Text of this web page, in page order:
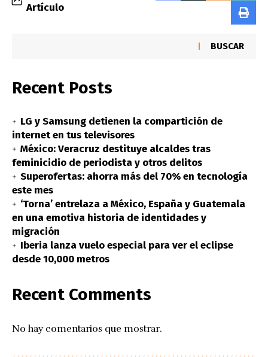
Artículo
BUSCAR
Recent Posts
LG y Samsung detienen la compartición de
internet en tus televisores
México: Veracruz destituye alcaldes tras
feminicidio de periodista y otros delitos
Superofertas: ahorra más del 70% en tecnología
este mes
‘Torna’ entrelaza a México, España y Guatemala
en una emotiva historia de identidades y
migración
Iberia lanza vuelo especial para ver el eclipse
desde 10,000 metros
Recent Comments
No hay comentarios que mostrar.